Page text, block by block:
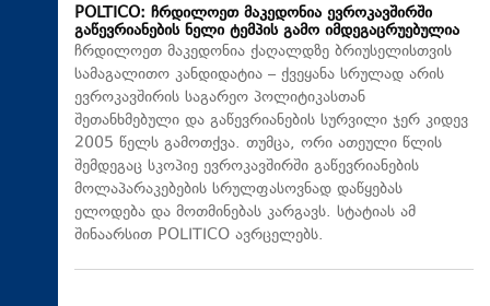
POLTICO: ჩრდილოეთ მაკედონია ევროკავშირში
გაწევრიანების ნელი ტემპის გამო იმდეგაცრუებულია
ჩრდილოეთ მაკედონია ქაღალდზე ბრიუსელისთვის
სამაგალითო კანდიდატია – ქვეყანა სრულად არის
ევროკავშირის საგარეო პოლიტიკასთან
შეთანხმებული და გაწევრიანების სურვილი ჯერ კიდევ
2005 წელს გამოთქვა. თუმცა, ორი ათეული წლის
შემდეგაც სკოპიე ევროკავშირში გაწევრიანების
მოლაპარაკებების სრულფასოვნად დაწყებას
ელოდება და მოთმინებას კარგავს. სტატიას ამ
შინაარსით POLITICO ავრცელებს.